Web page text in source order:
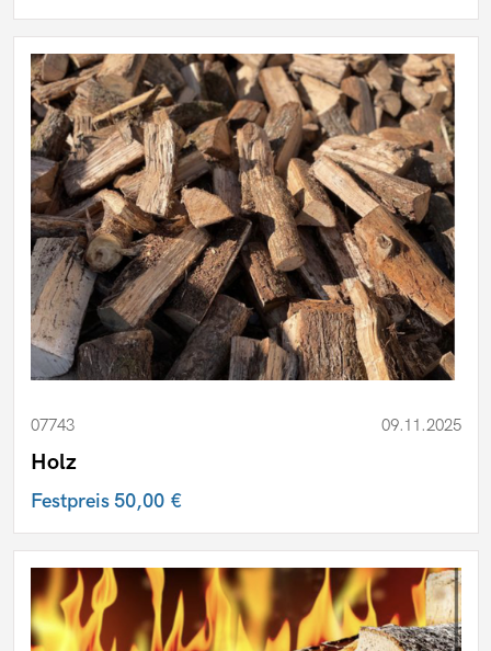
07743 09.11.2025
Holz
Festpreis50,00 €